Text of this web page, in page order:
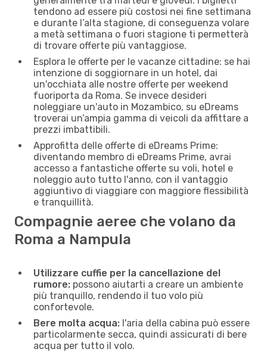
tendono ad essere più costosi nei fine settimana
e durante l’alta stagione, di conseguenza volare
a metà settimana o fuori stagione ti permetterà
di trovare offerte più vantaggiose.
Esplora le offerte per le vacanze cittadine: se hai
intenzione di soggiornare in un hotel, dai
un'occhiata alle nostre offerte per weekend
fuoriporta da Roma. Se invece desideri
noleggiare un'auto in Mozambico, su eDreams
troverai un’ampia gamma di veicoli da affittare a
prezzi imbattibili.
Approfitta delle offerte di eDreams Prime:
diventando membro di eDreams Prime, avrai
accesso a fantastiche offerte su voli, hotel e
noleggio auto tutto l'anno, con il vantaggio
aggiuntivo di viaggiare con maggiore flessibilità
e tranquillità.
Compagnie aeree che volano da
Roma a Nampula
Utilizzare cuffie per la cancellazione del
rumore: possono aiutarti a creare un ambiente
più tranquillo, rendendo il tuo volo più
confortevole.
Bere molta acqua: l'aria della cabina può essere
particolarmente secca, quindi assicurati di bere
acqua per tutto il volo.